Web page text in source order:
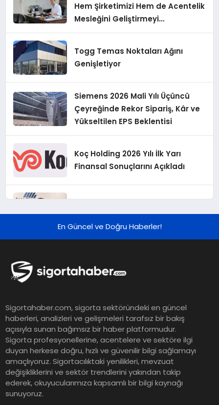
Hem Şirketimizi Hem de Acentelik
Mesleğini Geliştirmeyi
Hedefliyoruz”
Togg Temas Noktaları Ağını
Genişletiyor
Siemens 2026 Mali Yılı Üçüncü
Çeyreğinde Rekor Sipariş, Kâr ve
Yükseltilen EPS Beklentisi
Koç Holding 2026 Yılı İlk Yarı
Finansal Sonuçlarını Açıkladı
Grup Müdürü Olarak Atandı
ürünleri uzun vadeyi tutuyor
Şekerbank 2026 İlk Yarı Finansal
Sonuçları
ING Türkiye 2026 Yılının İlk
Yarısına İlişkin Konsolide Finansal
Sonuçlarını Açıkladı
En Güncel ve Doğru Haberler!
Sigortahaber.com, sigorta sektöründeki en güncel
haberleri, analizleri ve gelişmeleri tarafsız bir bakış
açısıyla sunan bağımsız bir haber platformudur.
Sigorta profesyonellerine, acentelere ve sektöre ilgi
duyan herkese doğru, hızlı ve güvenilir bilgi sağlamayı
amaçlıyoruz. Sigortacılıktaki yenilikleri, mevzuat
değişikliklerini ve sektör trendlerini yakından takip
ederek, okuyucularımıza kapsamlı bir bilgi kaynağı
sunuyoruz.